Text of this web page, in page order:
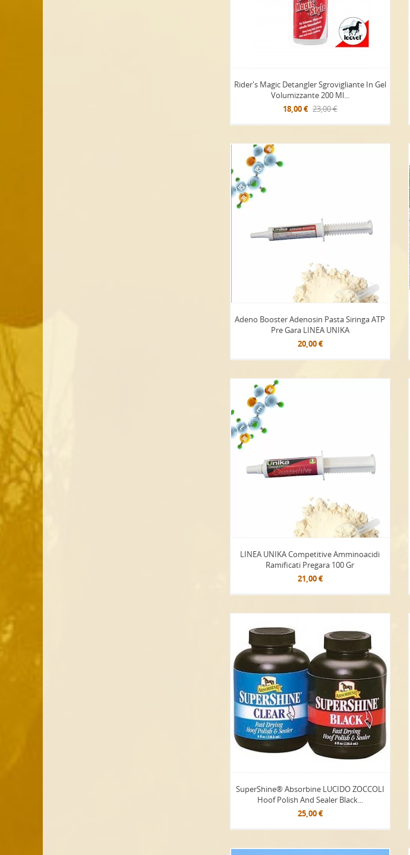
Rider's Magic Detangler Sgrovigliante In Gel
Volumizzante 200 Ml...
18,00 € 23,00 €
Adeno Booster Adenosin Pasta Siringa ATP
Pre Gara LINEA UNIKA
20,00 €
LINEA UNIKA Competitive Amminoacidi
Ramificati Pregara 100 Gr
21,00 €
SuperShine® Absorbine LUCIDO ZOCCOLI
Hoof Polish And Sealer Black...
25,00 €